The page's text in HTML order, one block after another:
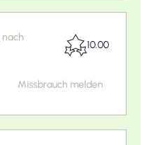
nach
10.00
Missbrauch melden